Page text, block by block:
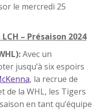
le mercredi 25
– Présaison 2024
Avec un
jusqu’à six espoirs
, la recrue de
de la WHL, les Tigers
en tant qu’équipe